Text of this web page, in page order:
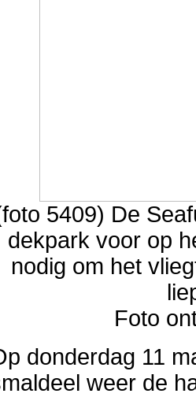
5409) De
dekpark voor op
nodig om het
Foto
donderdag 11
weer de